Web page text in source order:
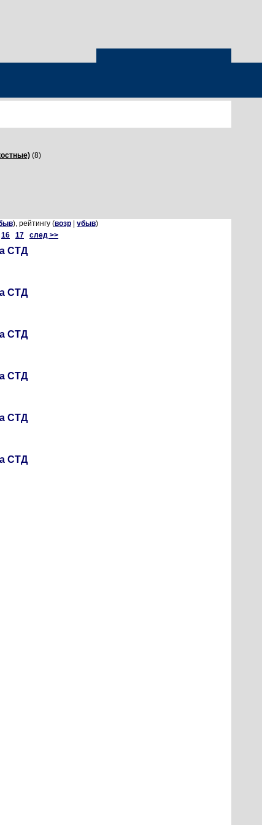
(8)
), рейтингу (возр| убыв)
16 17 след >>
СТД
СТД
СТД
СТД
СТД
СТД